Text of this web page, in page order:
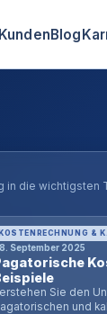
KundenBlog
in die wichtigsten
KOSTENRECHNUNG &
September 2025
Sie den
und